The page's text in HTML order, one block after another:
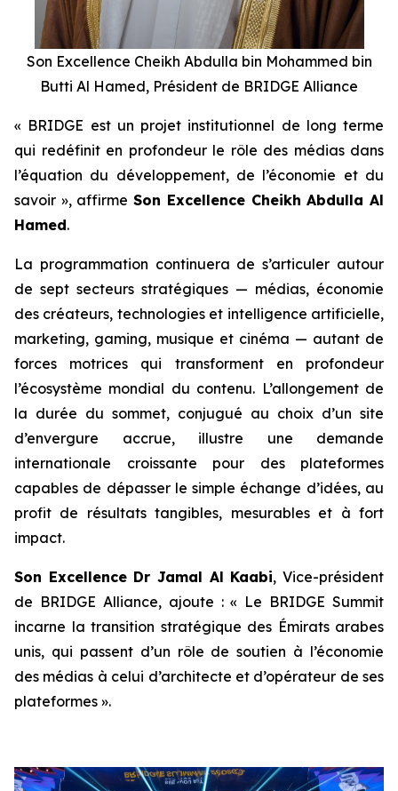
Son Excellence Cheikh Abdulla bin Mohammed bin
Butti Al Hamed, Président de BRIDGE Alliance
« BRIDGE est un projet institutionnel de long terme
qui redéfinit en profondeur le rôle des médias dans
l’équation du développement, de l’économie et du
savoir », affirmeSon Excellence Cheikh Abdulla Al
Hamed.
La programmation continuera de s’articuler autour
de sept secteurs stratégiques — médias, économie
des créateurs, technologies et intelligence artificielle,
marketing, gaming, musique et cinéma — autant de
forces motrices qui transforment en profondeur
l’écosystème mondial du contenu. L’allongement de
la durée du sommet, conjugué au choix d’un site
d’envergure accrue, illustre une demande
internationale croissante pour des plateformes
capables de dépasser le simple échange d’idées, au
profit de résultats tangibles, mesurables et à fort
impact.
Son Excellence Dr Jamal Al Kaabi, Vice-président
de BRIDGE Alliance, ajoute : « Le BRIDGE Summit
incarne la transition stratégique des Émirats arabes
unis, qui passent d’un rôle de soutien à l’économie
des médias à celui d’architecte et d’opérateur de ses
plateformes ».